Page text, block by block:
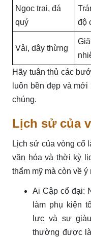
Ngọc trai, đá
quý
độ
Vải, dây thừng
Hãy tuân thủ các
luôn bền đẹp và
chúng.
Lịch sử của
Lịch sử của vòng cổ
văn hóa và thời kỳ
thẩm mỹ mà còn về
Ai Cập cổ đại:
làm phụ kiện
lực và sự
thường được